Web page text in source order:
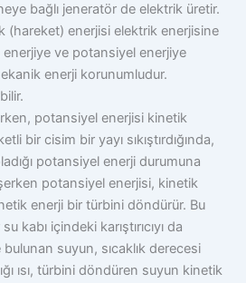
bağlı jeneratör de elektrik üretir.
(hareket) enerjisi elektrik enerjisine
ve potansiyel enerjiye
enerji korunumludur.
potansiyel enerjisi kinetik
bir cisim bir yayı sıkıştırdığında,
potansiyel enerji durumuna
potansiyel enerjisi, kinetik
enerji bir türbini döndürür. Bu
kabı içindeki karıştırıcıyı da
suyun, sıcaklık derecesi
ısı, türbini döndüren suyun kinetik